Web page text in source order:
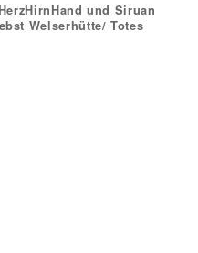
und Siruan
Welserhütte/ Totes